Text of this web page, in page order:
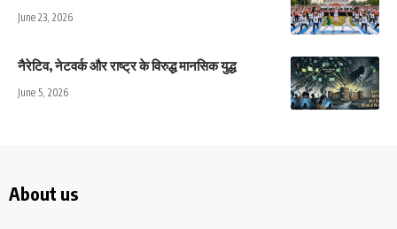
June 23, 2026
नैरेटिव, नेटवर्क और राष्ट्र के विरुद्ध मानसिक युद्ध
June 5, 2026
About us